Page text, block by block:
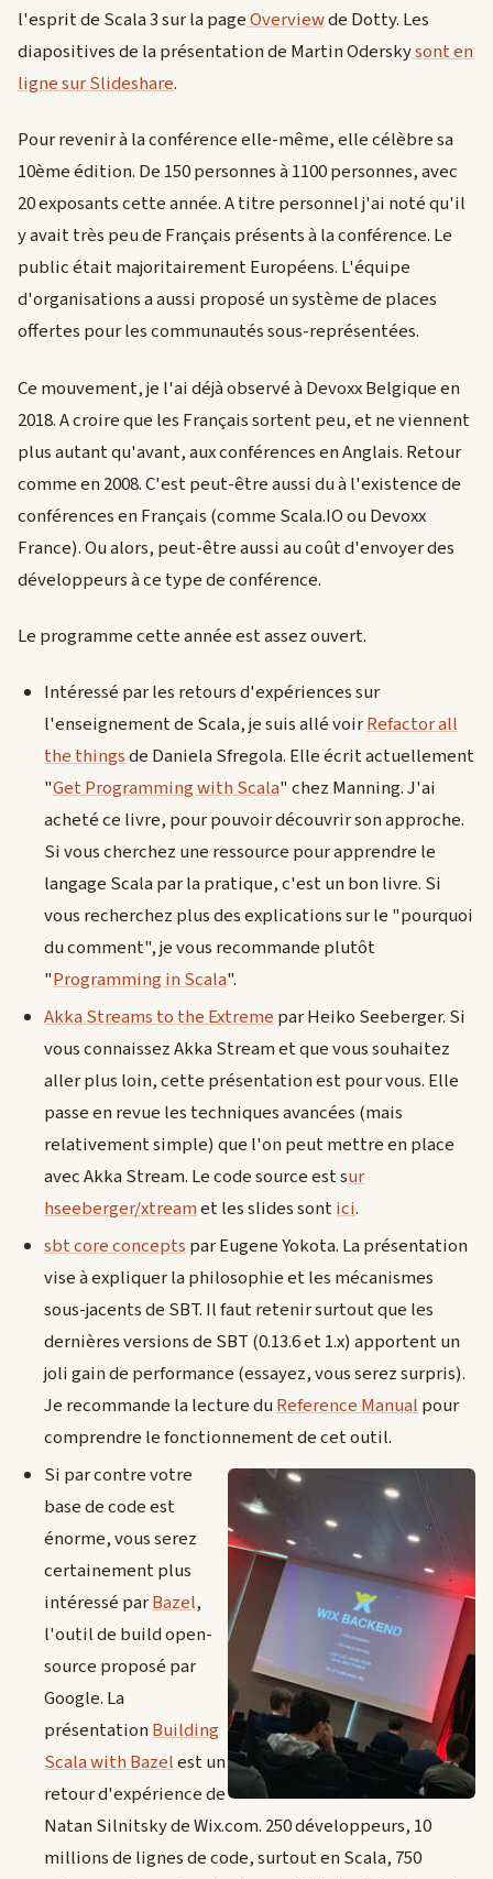
l'esprit de Scala 3 sur la pageOverviewde Dotty. Les
diapositives de la présentation de Martin Oderskysont en
ligne sur Slideshare.
Pour revenir à la conférence elle-même, elle célèbre sa
10ème édition. De 150 personnes à 1100 personnes, avec
20 exposants cette année. A titre personnel j'ai noté qu'il
y avait très peu de Français présents à la conférence. Le
public était majoritairement Européens. L'équipe
d'organisations a aussi proposé un système de places
offertes pour les communautés sous-représentées.
Ce mouvement, je l'ai déjà observé à Devoxx Belgique en
2018. A croire que les Français sortent peu, et ne viennent
plus autant qu'avant, aux conférences en Anglais. Retour
comme en 2008. C'est peut-être aussi du à l'existence de
conférences en Français (comme Scala.IO ou Devoxx
France). Ou alors, peut-être aussi au coût d'envoyer des
développeurs à ce type de conférence.
Le programme cette année est assez ouvert.
Intéressé par les retours d'expériences sur
l'enseignement de Scala, je suis allé voirRefactor all
the thingsde Daniela Sfregola. Elle écrit actuellement
"Get Programming with Scala" chez Manning. J'ai
acheté ce livre, pour pouvoir découvrir son approche.
Si vous cherchez une ressource pour apprendre le
langage Scala par la pratique, c'est un bon livre. Si
vous recherchez plus des explications sur le "pourquoi
du comment", je vous recommande plutôt
"Programming in Scala".
Akka Streams to the Extremepar Heiko Seeberger. Si
vous connaissez Akka Stream et que vous souhaitez
aller plus loin, cette présentation est pour vous. Elle
passe en revue les techniques avancées (mais
relativement simple) que l'on peut mettre en place
avec Akka Stream. Le code source est sur
hseeberger/xtreamet les slides sontici.
sbt core conceptspar Eugene Yokota. La présentation
vise à expliquer la philosophie et les mécanismes
sous-jacents de SBT. Il faut retenir surtout que les
dernières versions de SBT (0.13.6 et 1.x) apportent un
joli gain de performance (essayez, vous serez surpris).
Je recommande la lecture duReference Manualpour
comprendre le fonctionnement de cet outil.
Si par contre votre
base de code est
énorme, vous serez
certainement plus
intéressé parBazel,
l'outil de build open-
source proposé par
Google. La
présentationBuilding
Scala with Bazelest un
retour d'expérience de
Natan Silnitsky de Wix.com. 250 développeurs, 10
millions de lignes de code, surtout en Scala, 750